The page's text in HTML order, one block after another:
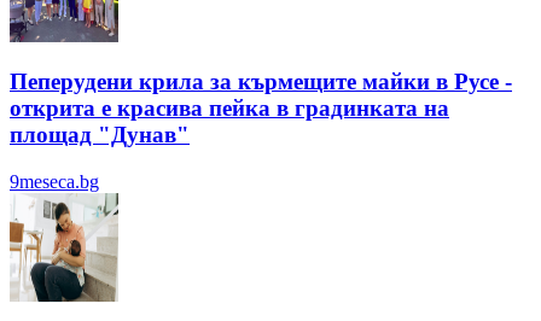
Пеперудени крила за кърмещите майки в Русе -
открита е красива пейка в градинката на
площад "Дунав"
9meseca.bg